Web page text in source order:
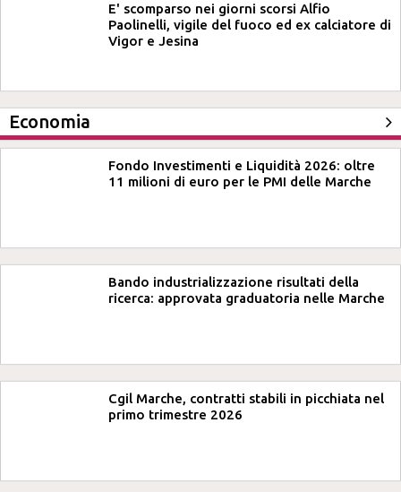
E' scomparso nei giorni scorsi Alfio
Paolinelli, vigile del fuoco ed ex calciatore di
Vigor e Jesina
Economia
Fondo Investimenti e Liquidità 2026: oltre
11 milioni di euro per le PMI delle Marche
Bando industrializzazione risultati della
ricerca: approvata graduatoria nelle Marche
Cgil Marche, contratti stabili in picchiata nel
primo trimestre 2026